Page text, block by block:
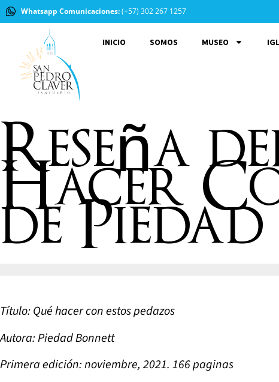
Whatsapp Comunicaciones:(+57) 302 267 1257
INICIO SOMOS MUSEO
Reseña
Hacer
de
Título: Qué hacer con estos pedazos
Autora: Piedad Bonnett
Primera edición: noviembre, 2021. 166 paginas